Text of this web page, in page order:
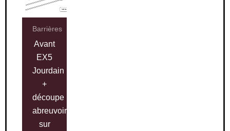
Barrières
Avant
EX5
Jourdain
+
découpe
abreuvoir
sur